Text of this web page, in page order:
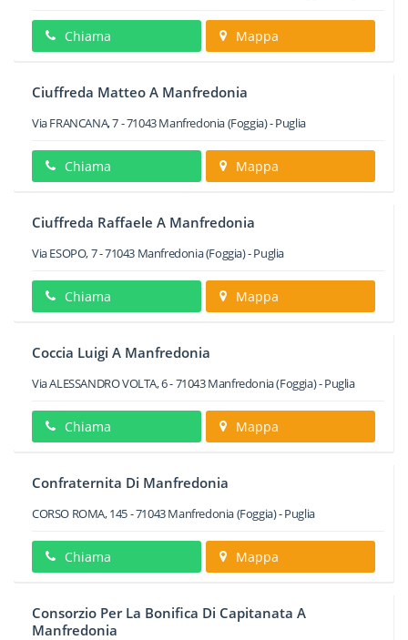
Chiama Mappa
Ciuffreda Matteo A Manfredonia
Via FRANCANA, 7-71043Manfredonia(Foggia) -Puglia
Chiama Mappa
Ciuffreda Raffaele A Manfredonia
Via ESOPO, 7-71043 Manfredonia(Foggia) -Puglia
Chiama Mappa
Coccia Luigi A Manfredonia
Via ALESSANDRO VOLTA, 6-71043Manfredonia(Foggia) -Puglia
Chiama Mappa
Confraternita Di Manfredonia
CORSO ROMA, 145-71043Manfredonia(Foggia) -Puglia
Chiama Mappa
Consorzio Per La Bonifica Di Capitanata A
Manfredonia